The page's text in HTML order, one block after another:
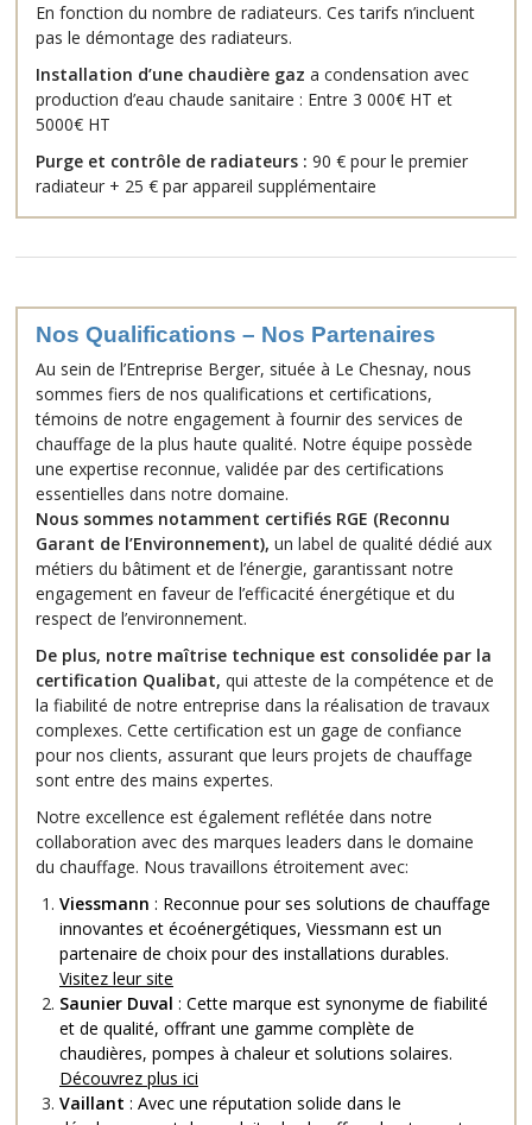
En fonction du nombre de radiateurs. Ces tarifs n’incluent
pas le démontage des radiateurs.
Installation d’une chaudière gaz a condensation avec
production d’eau chaude sanitaire : Entre 3 000€ HT et
5000€ HT
Purge et contrôle de radiateurs : 90 € pour le premier
radiateur + 25 € par appareil supplémentaire
Nos Qualifications – Nos Partenaires
Au sein de l’Entreprise Berger, située à Le Chesnay, nous
sommes fiers de nos qualifications et certifications,
témoins de notre engagement à fournir des services de
chauffage de la plus haute qualité. Notre équipe possède
une expertise reconnue, validée par des certifications
essentielles dans notre domaine.
Nous sommes notamment certifiés RGE (Reconnu
Garant de l’Environnement), un label de qualité dédié aux
métiers du bâtiment et de l’énergie, garantissant notre
engagement en faveur de l’efficacité énergétique et du
respect de l’environnement.
De plus, notre maîtrise technique est consolidée par la
certification Qualibat, qui atteste de la compétence et de
la fiabilité de notre entreprise dans la réalisation de travaux
complexes. Cette certification est un gage de confiance
pour nos clients, assurant que leurs projets de chauffage
sont entre des mains expertes.
Notre excellence est également reflétée dans notre
collaboration avec des marques leaders dans le domaine
du chauffage. Nous travaillons étroitement avec:
Viessmann : Reconnue pour ses solutions de chauffage
innovantes et écoénergétiques, Viessmann est un
partenaire de choix pour des installations durables.
Visitez leur site
Saunier Duval : Cette marque est synonyme de fiabilité
et de qualité, offrant une gamme complète de
chaudières, pompes à chaleur et solutions solaires.
Découvrez plus ici
Vaillant : Avec une réputation solide dans le